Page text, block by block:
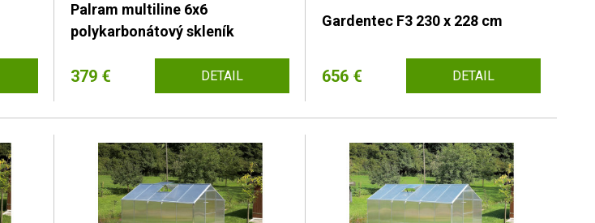
Palram multiline 6x6
polykarbonátový skleník
379 € DETAIL
Gardentec F3 230 x 228 cm
656 € DETAIL